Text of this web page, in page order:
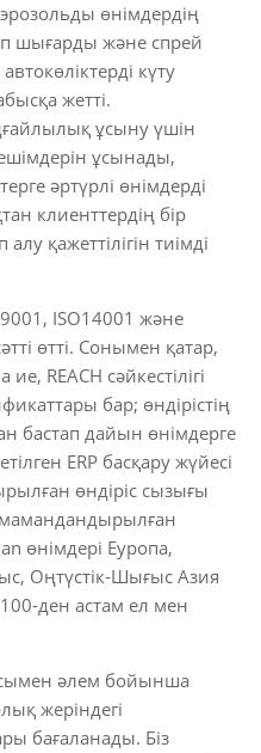
өнімдердің
шығарды және спрей
күту
жетті.
ұсыну үшін
ұсынады,
әртүрлі өнімдерді
клиенттердің бір
қажеттілігін тиімді
ISO14001 және
өтті. Сонымен қатар,
REACH сәйкестілігі
бар; өндірістің
бастап дайын өнімдерге
ERP басқару жүйесі
өндіріс сызығы
өнімдері Еуропа,
Оңтүстік-Шығыс Азия
ден астам ел мен
әлем бойынша
жеріндегі
бағаланады. Біз